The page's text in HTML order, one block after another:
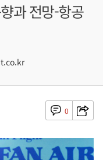
과 전망-항공
0